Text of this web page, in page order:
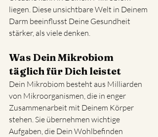
liegen. Diese unsichtbare Welt in Deinem
Darm beeinflusst Deine Gesundheit
stärker, als viele denken.
Was Dein Mikrobiom
täglich für Dich leistet
Dein Mikrobiom besteht aus Milliarden
von Mikroorganismen, die in enger
Zusammenarbeit mit Deinem Körper
stehen. Sie übernehmen wichtige
Aufgaben, die Dein Wohlbefinden